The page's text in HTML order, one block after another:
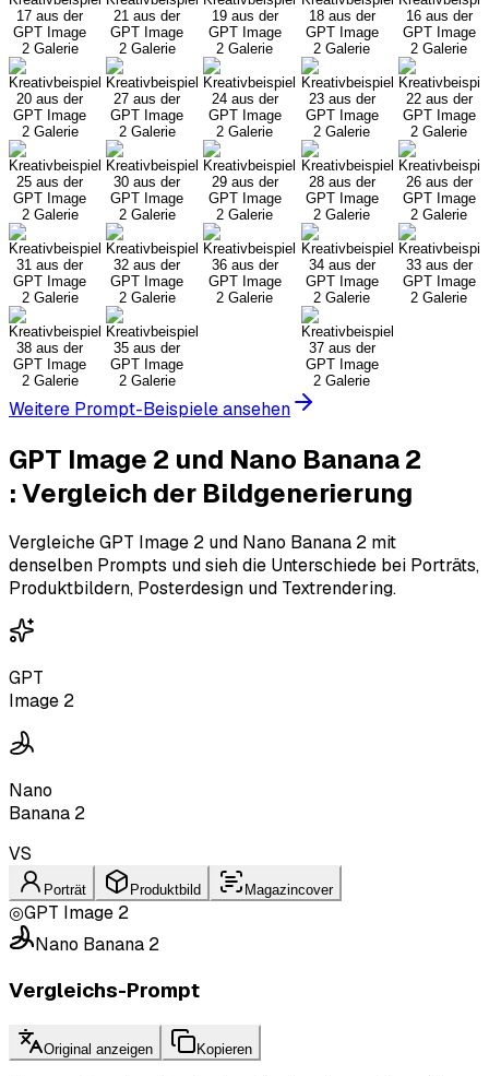
Weitere Prompt-Beispiele ansehen
GPT Image 2 und Nano Banana 2
:Vergleich der Bildgenerierung
Vergleiche GPT Image 2 und Nano Banana 2 mit
denselben Prompts und sieh die Unterschiede bei Porträts,
Produktbildern, Posterdesign und Textrendering.
GPT
Image 2
Nano
Banana 2
VS
Porträt Produktbild Magazincover
◎GPT Image 2
Nano Banana 2
Vergleichs-Prompt
Original anzeigen Kopieren